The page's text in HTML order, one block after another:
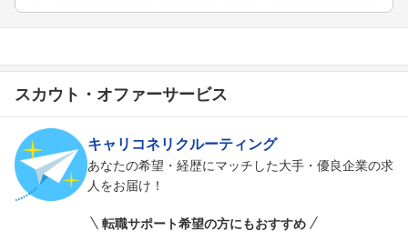
スカウト・オファーサービス
キャリコネリクルーティング
あなたの希望・経歴にマッチした大手・優良企業の求
人をお届け！
転職サポート希望の方にもおすすめ